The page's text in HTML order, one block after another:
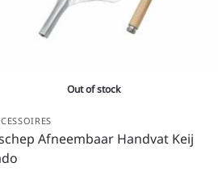
Out of stock
Afneembaar Handvat Keij